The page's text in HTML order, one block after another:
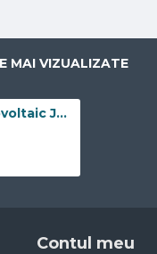
MAI VIZUALIZATE
Panou solar fotovoltaic JA SOLAR 460W JAM72S20-460-144celule
Contul meu